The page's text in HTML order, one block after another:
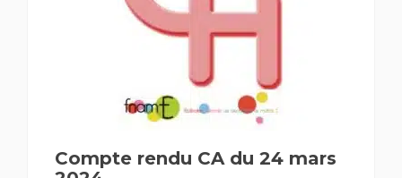
Compte rendu CA du 24 mars